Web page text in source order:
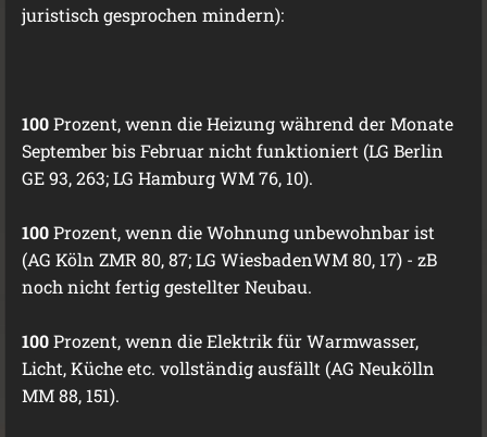
juristisch gesprochen mindern):
100Prozent, wenn die Heizung während der Monate
September bis Februar nicht funktioniert (LG Berlin
GE 93, 263; LG Hamburg WM 76, 10).
100Prozent, wenn die Wohnung unbewohnbar ist
(AG Köln ZMR 80, 87; LG WiesbadenWM 80, 17) - zB
noch nicht fertig gestellter Neubau.
100Prozent, wenn die Elektrik für Warmwasser,
Licht, Küche etc. vollständig ausfällt (AG Neukölln
MM 88, 151).